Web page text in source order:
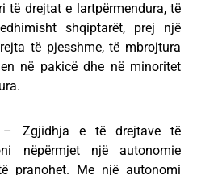
të drejtat e lartpërmendura, të
shqiptarët, prej një
të pjesshme, të mbrojtura
në pakicë dhe në minoritet
– Zgjidhja e të drejtave të
nëpërmjet një autonomie
pranohet. Me një autonomi